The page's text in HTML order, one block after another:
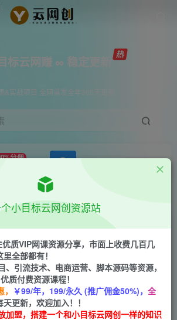
标云网赚 ∞ 稳定更新
&实战项目 全网首发全年365天更新
分佣
专属 正文
年最新抖音小店精细化-店群实操
料包）
网创 关注 私信
1885 139
小目标云网创资源站
质VIP网课资源分享，市面上收费几百几
全部都有！
、引流技术、电商运营、脚本源码等资源，
质付费资源课程！
￥99/年，199/永久 (推广佣金50%)， 全
天更新，欢迎加入！！
加盟，搭建一个和小目标云网创一样的知识